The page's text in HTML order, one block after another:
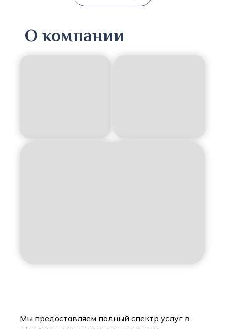
Мы предоставляем полный спектр услуг в
О компании